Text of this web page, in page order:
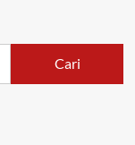
Cari